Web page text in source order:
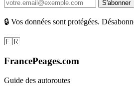
S'abonner
🔒 Vos données sont protégées.
🇫🇷
FrancePeages.com
Guide des autoroutes